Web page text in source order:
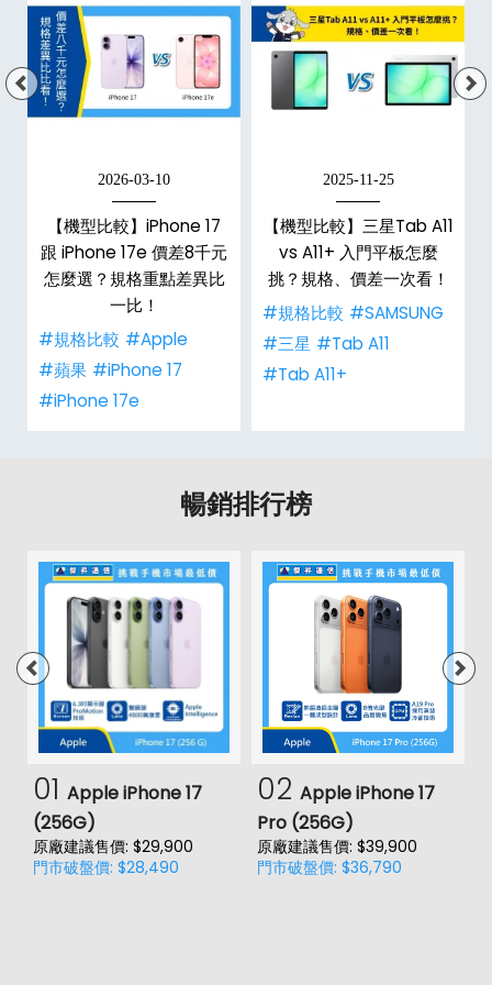
2026-03-10
【機型比較】iPhone 17
跟 iPhone 17e 價差8千元
怎麼選？規格重點差異比
一比！
#規格比較 #Apple
#蘋果 #iPhone 17
#iPhone 17e
2025-11-25
【機型比較】三星Tab A11
vs A11+ 入門平板怎麼
挑？規格、價差一次看！
#規格比較 #SAMSUNG
#三星 #Tab A11
#Tab A11+
暢銷排行榜
01 Apple iPhone 17
(256G)
原廠建議售價: $29,900
門市破盤價: $28,490
02 Apple iPhone 17
Pro (256G)
原廠建議售價: $39,900
門市破盤價: $36,790